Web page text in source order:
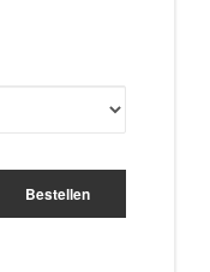
Bestellen